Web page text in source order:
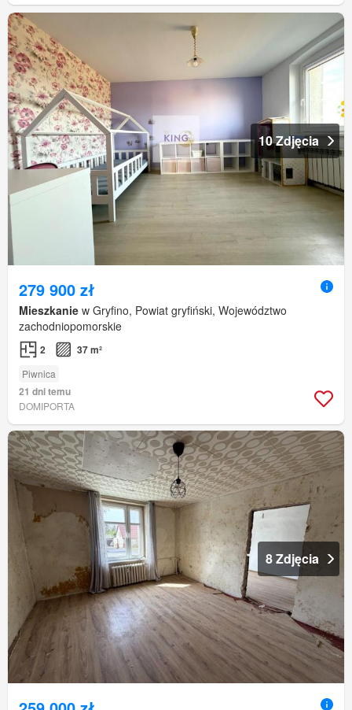
10 Zdjęcia
279 900 zł
Mieszkanie w Gryfino, Powiat gryfiński, Województwo
zachodniopomorskie
2 37 m²
Piwnica
21 dni temu
DOMIPORTA
8 Zdjęcia